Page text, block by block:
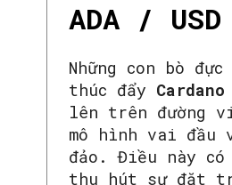
ADA / USD
Những con bò
thúc đẩy
lên trên đường
mô hình vai đầu
đảo. Điều này
thu hút sự đặt